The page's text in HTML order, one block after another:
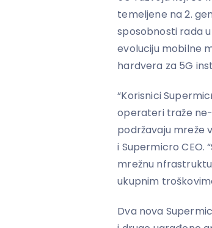
temeljene na 2.
sposobnosti rada
evoluciju mobilne
hardvera za 5G
“Korisnici
operateri traže
podržavaju mreže
i Supermicro CEO.
mrežnu
ukupnim
Dva nova